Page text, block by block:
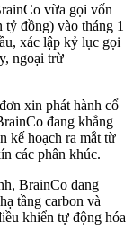
vừa gọi vốn
đồng) vào tháng 1
xác lập kỷ lục gọi
ngoại trừ
xin phát hành cổ
đang khẳng
kế hoạch ra mắt từ
các phân khúc.
BrainCo đang
tầng carbon và
khiển tự động hóa